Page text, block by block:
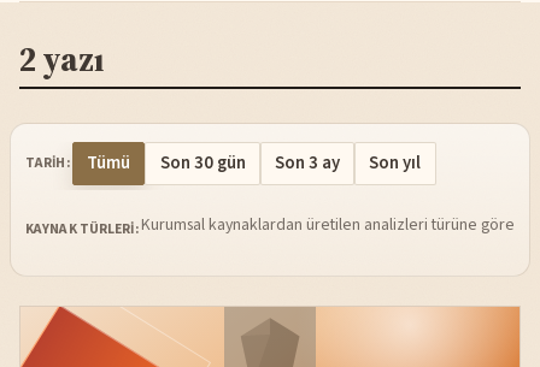
2 yazı
TARIH: Tümü Son 30 gün Son 3 ay Son yıl
KAYNAK TÜRLERI:Kurumsal kaynaklardan üretilen analizleri türüne göre